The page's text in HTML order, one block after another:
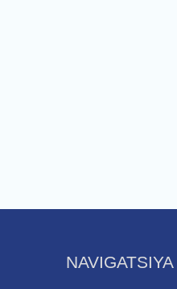
NAVIGATSIYA